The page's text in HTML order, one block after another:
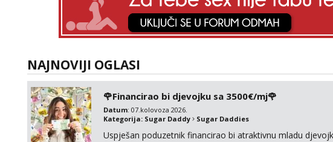
NAJNOVIJI OGLASI
🌹Financirao bi djevojku sa 3500€/mj🌹
Datum: 07.kolovoza 2026.
Kategorija: Sugar Daddy Sugar Daddies
Uspješan poduzetnik financirao bi atraktivnu mladu